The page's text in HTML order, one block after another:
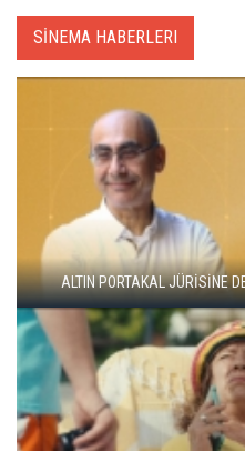
SİNEMA HABERLERI
ADANA ALTIN KOZA'DA